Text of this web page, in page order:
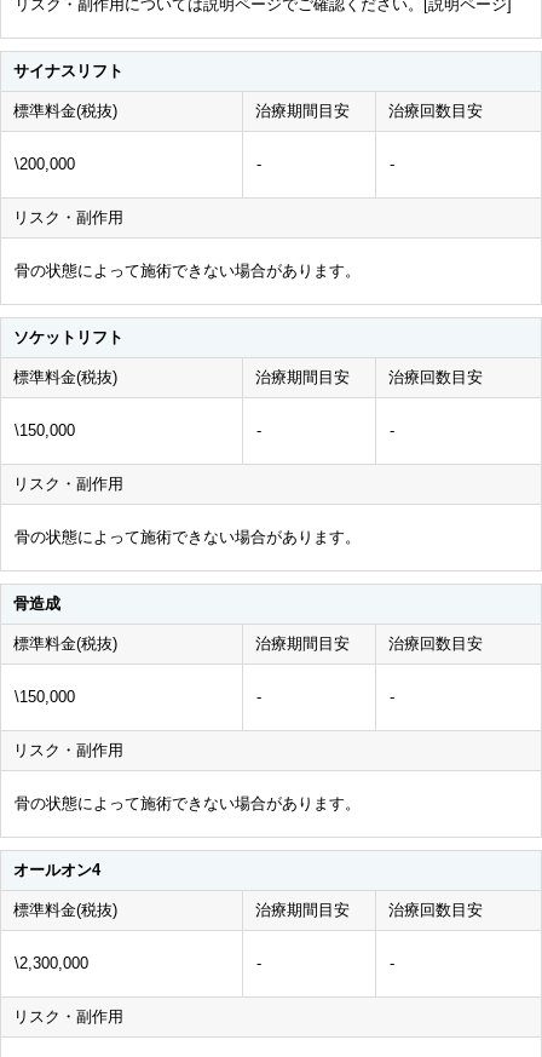
リスク・副作用については説明ページでご確認ください。[説明ページ]
サイナスリフト
標準料金(税抜) 治療期間目安 治療回数目安
\200,000 - -
リスク・副作用
骨の状態によって施術できない場合があります。
ソケットリフト
標準料金(税抜) 治療期間目安 治療回数目安
\150,000 - -
リスク・副作用
骨の状態によって施術できない場合があります。
骨造成
標準料金(税抜) 治療期間目安 治療回数目安
\150,000 - -
リスク・副作用
骨の状態によって施術できない場合があります。
オールオン4
標準料金(税抜) 治療期間目安 治療回数目安
\2,300,000 - -
リスク・副作用